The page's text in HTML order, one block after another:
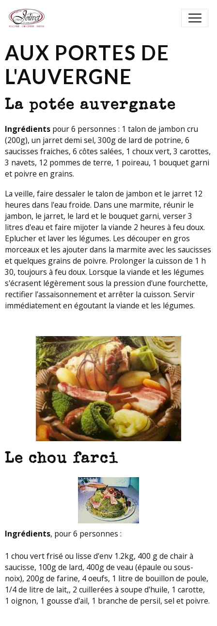
AUX PORTES DE
L'AUVERGNE
La potée auvergnate
Ingrédients pour 6 personnes : 1 talon de jambon cru
(200g), un jarret demi sel, 300g de lard de potrine, 6
saucisses fraiches, 6 côtes salées, 1 choux vert, 3 carottes,
3 navets, 12 pommes de terre, 1 poireau, 1 bouquet garni
et poivre en grains.
La veille, faire dessaler le talon de jambon et le jarret 12
heures dans l'eau froide. Dans une marmite, réunir le
jambon, le jarret, le lard et le bouquet garni, verser 3
litres d'eau et faire mijoter la viande 2 heures à feu doux.
Eplucher et laver les légumes. Les découper en gros
morceaux et les ajouter dans la marmite avec les saucisses
et quelques grains de poivre. Prolonger la cuisson de 1 h
30, toujours à feu doux. Lorsque la viande et les légumes
s'écrasent légèrement sous la pression d'une fourchette,
rectifier l'assaisonnement et arrêter la cuisson. Servir
immédiatement en égoutant la viande et les légumes.
Le chou farci
Ingrédients, pour 6 personnes :
1 chou vert frisé ou lisse d'env 1.2kg, 400 g de chair à
saucisse, 100g de lard, 400g de veau (épaule ou sous-
noix), 200g de farine, 4 oeufs, 1 litre de bouillon de poule,
1/4 de litre de lait,, 2 cuillerées à soupe d'huile, 1 carotte,
1 oignon, 1 gousse d'ail, 1 branche de persil, sel et poivre.